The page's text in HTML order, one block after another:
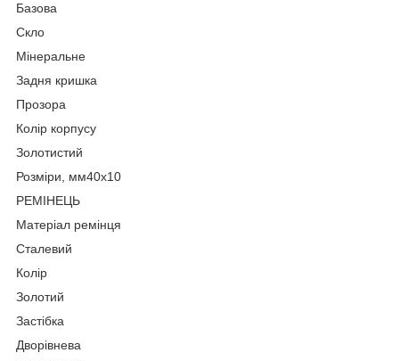
Базова
Скло
Мінеральне
Задня кришка
Прозора
Колір корпусу
Золотистий
Розміри, мм40х10
РЕМІНЕЦЬ
Матеріал ремінця
Сталевий
Колір
Золотий
Застібка
Дворівнева